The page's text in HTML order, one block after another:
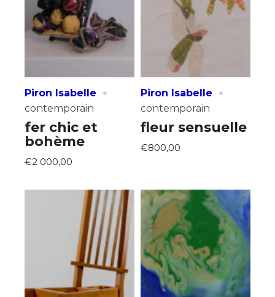
Piron Isabelle ·
contemporain
fer chic et
bohème
€2 000,00
Piron Isabelle ·
contemporain
fleur sensuelle
€800,00